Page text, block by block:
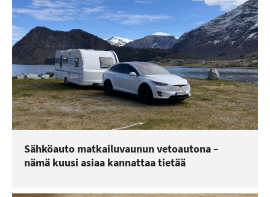
Sähköauto matkailuvaunun vetoautona –
nämä kuusi asiaa kannattaa tietää